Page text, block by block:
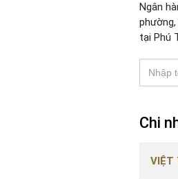
Ngân
tại Phú
Chi
VIỆT